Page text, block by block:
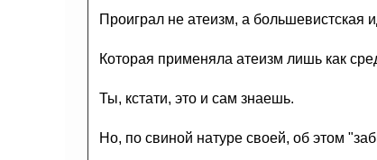
Проиграл не атеизм, а большевистская
Которая применяла атеизм лишь как
Ты, кстати, это и сам знаешь.
Но, по свиной натуре своей, об этом